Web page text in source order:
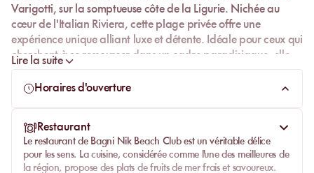
Varigotti, sur la somptueuse côte de la Ligurie. Nichée au
cœur de l'Italian Riviera, cette plage privée offre une
expérience unique alliant luxe et détente. Idéale pour ceux qui
cherchent à se ressourcer dans un cadre paradisiaque, elle
propose des services de qualité supérieure qui raviront les
amateurs de plages exclusives.
Lire la suite
Horaires d'ouverture
Restaurant
Le restaurant de Bagni Nik Beach Clubest un véritable délice
pour les sens. La cuisine, considérée comme l'une des meilleures de
la région, propose des plats de fruits de mer frais et savoureux.